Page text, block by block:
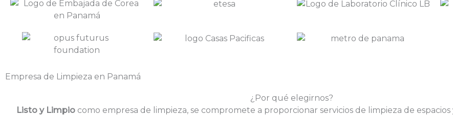
Empresa de Limpieza en Panamá
¿Por qué elegirnos?
Listo y Limpio como empresa de limpieza, se compromete a proporcionar servicios de limpieza de